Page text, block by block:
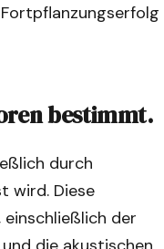
bestimmt.
durch
wird. Diese
der